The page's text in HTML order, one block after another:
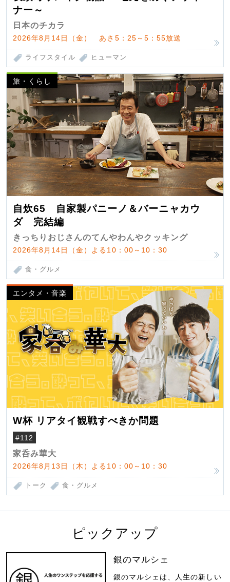
ナー～
日本のチカラ
2026年8月14日（金） あさ5：25～5：55放送
ライフスタイル ヒューマン
旅・くらし
自炊65 自家製パニーノ＆バーニャカウ
ダ 完結編
きっちりおじさんのてんやわんやクッキング
2026年8月14日（金）よる10：00～10：30
食・グルメ
エンタメ・音楽
W杯 リアタイ観戦すべきか問題
#112
家呑み華大
2026年8月13日（木）よる10：00～10：30
トーク 食・グルメ
ピックアップ
銀のマルシェ
銀のマルシェは、人生の新しい